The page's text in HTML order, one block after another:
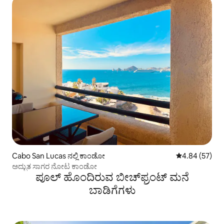
Cabo San Lucas ನಲ್ಲಿ ಕಾಂಡೋ 5 ರಲ್ಲಿ 4.84
4.84 (57)
ಅದ್ಭುತ ಸಾಗರ ನೋಟ ಕಾಂಡೋ
ಪೂಲ್ ಹೊಂದಿರುವ ಬೀಚ್‌‌ಫ್ರಂಟ್ ಮನೆ
ಬಾಡಿಗೆಗಳು